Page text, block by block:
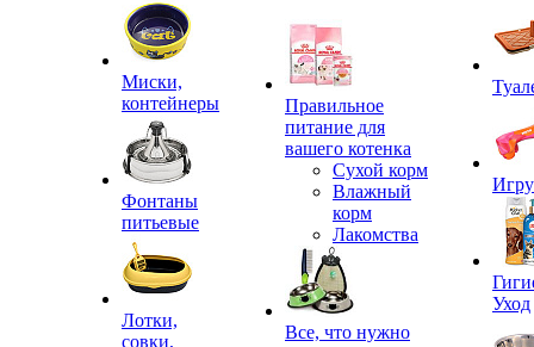
Миски,
контейнеры
Фонтаны
питьевые
Лотки,
совки,
Правильное
питание для
вашего котенка
Сухой корм
Влажный
корм
Лакомства
Все, что нужно
Уход